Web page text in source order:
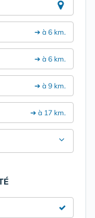
➔ à 6 km.
➔ à 6 km.
➔ à 9 km.
➔ à 17 km.